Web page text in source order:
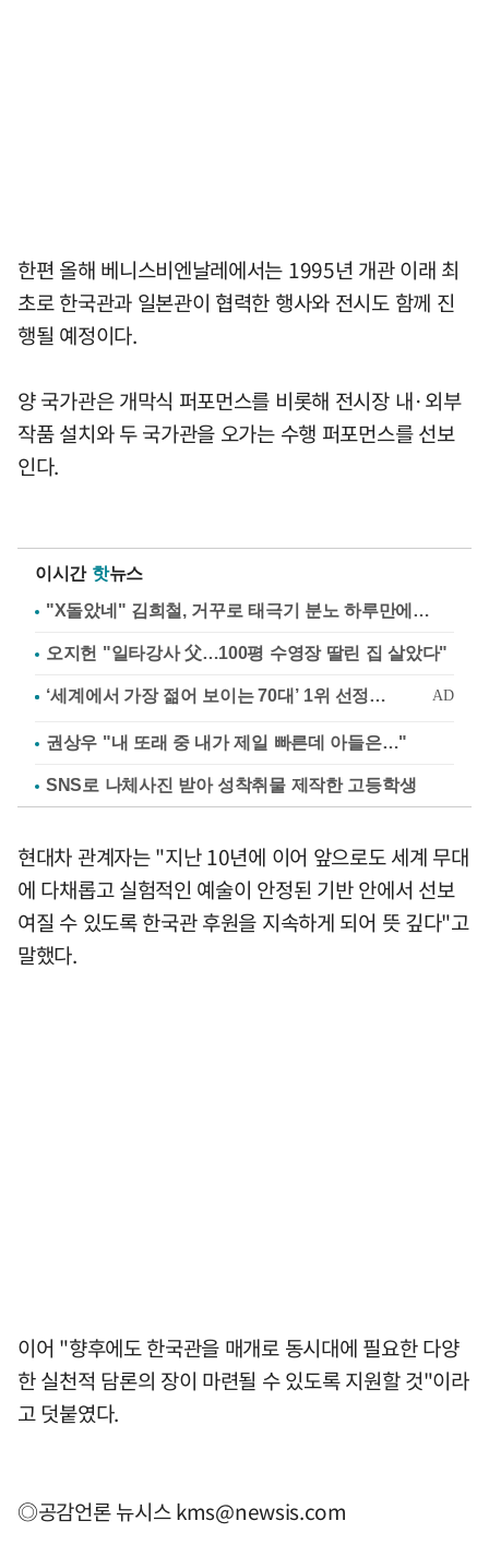
한편 올해 베니스비엔날레에서는 1995년 개관 이래 최
초로 한국관과 일본관이 협력한 행사와 전시도 함께 진
행될 예정이다.
양 국가관은 개막식 퍼포먼스를 비롯해 전시장 내·외부
작품 설치와 두 국가관을 오가는 수행 퍼포먼스를 선보
인다.
이시간 핫뉴스
"X돌았네" 김희철, 거꾸로 태극기 분노 하루만에…
오지헌 "일타강사 父…100평 수영장 딸린 집 살았다"
권상우 "내 또래 중 내가 제일 빠른데 아들은…"
SNS로 나체사진 받아 성착취물 제작한 고등학생
현대차 관계자는 "지난 10년에 이어 앞으로도 세계 무대
에 다채롭고 실험적인 예술이 안정된 기반 안에서 선보
여질 수 있도록 한국관 후원을 지속하게 되어 뜻 깊다"고
말했다.
이어 "향후에도 한국관을 매개로 동시대에 필요한 다양
한 실천적 담론의 장이 마련될 수 있도록 지원할 것"이라
고 덧붙였다.
◎공감언론 뉴시스kms@newsis.com